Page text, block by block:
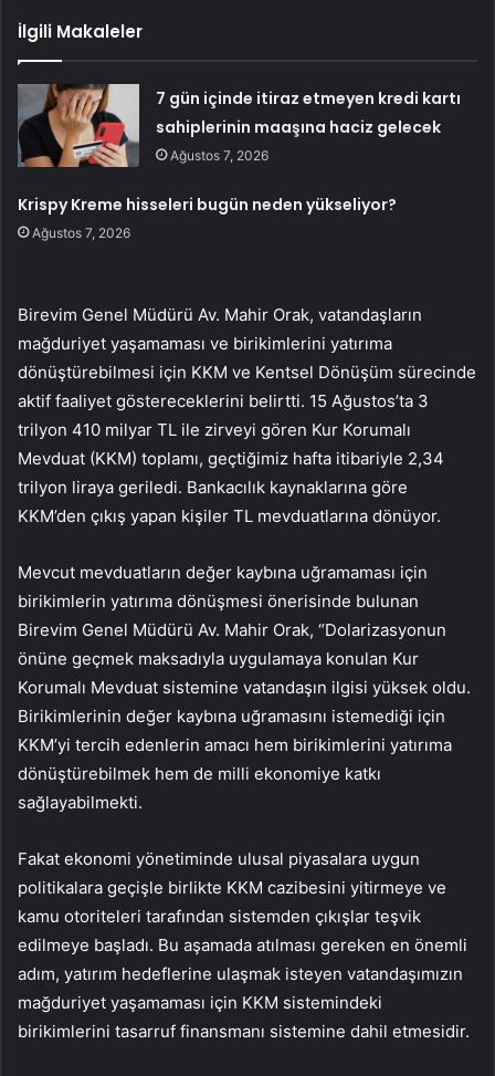
İlgili Makaleler
7 gün içinde itiraz etmeyen kredi kartı
sahiplerinin maaşına haciz gelecek
Ağustos 7, 2026
Krispy Kreme hisseleri bugün neden yükseliyor?
Ağustos 7, 2026
Birevim Genel Müdürü Av. Mahir Orak, vatandaşların
mağduriyet yaşamaması ve birikimlerini yatırıma
dönüştürebilmesi için KKM ve Kentsel Dönüşüm sürecinde
aktif faaliyet göstereceklerini belirtti. 15 Ağustos’ta 3
trilyon 410 milyar TL ile zirveyi gören Kur Korumalı
Mevduat (KKM) toplamı, geçtiğimiz hafta itibariyle 2,34
trilyon liraya geriledi. Bankacılık kaynaklarına göre
KKM’den çıkış yapan kişiler TL mevduatlarına dönüyor.
Mevcut mevduatların değer kaybına uğramaması için
birikimlerin yatırıma dönüşmesi önerisinde bulunan
Birevim Genel Müdürü Av. Mahir Orak, “Dolarizasyonun
önüne geçmek maksadıyla uygulamaya konulan Kur
Korumalı Mevduat sistemine vatandaşın ilgisi yüksek oldu.
Birikimlerinin değer kaybına uğramasını istemediği için
KKM’yi tercih edenlerin amacı hem birikimlerini yatırıma
dönüştürebilmek hem de milli ekonomiye katkı
sağlayabilmekti.
Fakat ekonomi yönetiminde ulusal piyasalara uygun
politikalara geçişle birlikte KKM cazibesini yitirmeye ve
kamu otoriteleri tarafından sistemden çıkışlar teşvik
edilmeye başladı. Bu aşamada atılması gereken en önemli
adım, yatırım hedeflerine ulaşmak isteyen vatandaşımızın
mağduriyet yaşamaması için KKM sistemindeki
birikimlerini tasarruf finansmanı sistemine dahil etmesidir.